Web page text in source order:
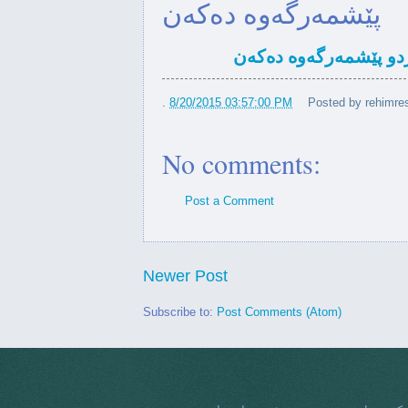
که‌مپه‌ین
واشنگتن سەبارەت بە پرسی
سەرۆ...
ئەمریکی شانازی بە کوردو
واشنگتن لە زمان بەیان
...
Congressman Gerry Connolly
ئاڵای ئەڤین بە
پێشمەرگەوە دەکەن
پێشمەرگەوە دەکەن
8/20/2015 03:57:00 PM Posted by
No comments:
Post a Comment
Newer Post
Subscribe to: Post Comments (Atom)